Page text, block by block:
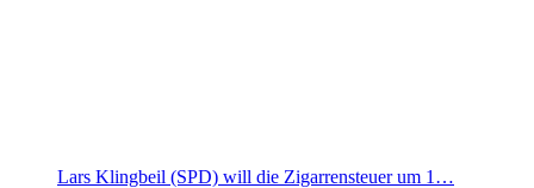
Lars Klingbeil (SPD) will die Zigarrensteuer um 1…